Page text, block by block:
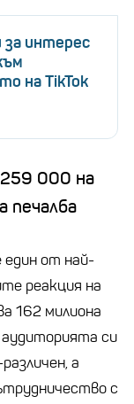
за интерес
на TikTok
000 на
печалба
един от най-
реакция на
162 милиона
аудиторията си
а
с